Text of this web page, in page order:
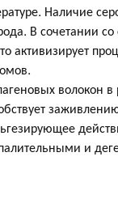
Наличие
В сочетании
волокон
и